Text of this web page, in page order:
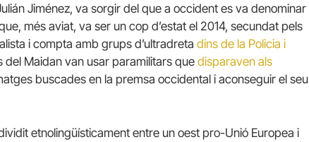
Jiménez, va sorgir del que a occident es va denominar
més aviat, va ser un cop d’estat el 2014, secundat pels
i compta amb grups d’ultradreta dins de la Policia i
del Maidan van usar paramilitars quedisparaven als
buscades en la premsa occidental i aconseguir el seu
etnolingüísticament entre un oest pro-Unió Europea i